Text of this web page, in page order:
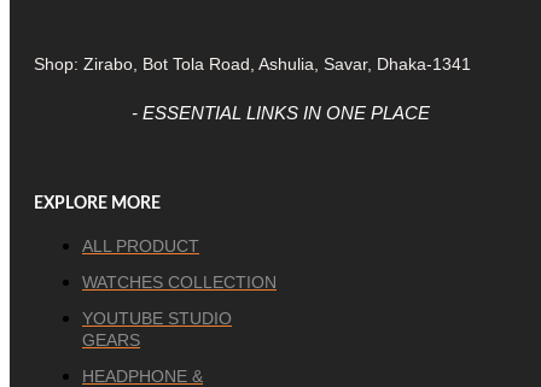
Shop: Zirabo, Bot Tola Road, Ashulia, Savar, Dhaka-1341
- ESSENTIAL LINKS IN ONE PLACE
EXPLORE MORE
ALL PRODUCT
WATCHES COLLECTION
YOUTUBE STUDIO
GEARS
HEADPHONE &